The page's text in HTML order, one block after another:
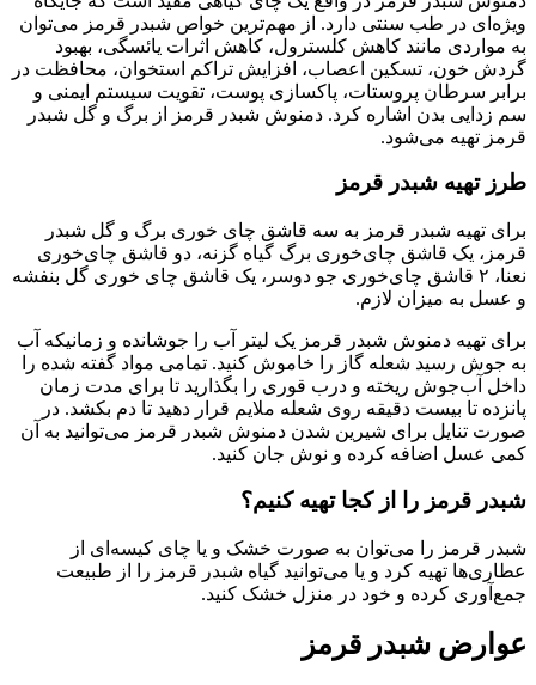
ویژه‌ای در طب سنتی دارد. از مهم‌ترین خواص شبدر قرمز می‌توان
به مواردی مانند کاهش کلسترول، کاهش اثرات یائسگی، بهبود
گردش خون، تسکین اعصاب، افزایش تراکم استخوان، محافظت در
برابر سرطان پروستات، پاکسازی پوست، تقویت سیستم ایمنی و
سم زدایی بدن اشاره کرد. دمنوش شبدر قرمز از برگ‌ و گل شبدر
قرمز تهیه می‌شود.
طرز تهیه شبدر قرمز
برای تهیه شبدر قرمز به سه قاشق چای خوری برگ و گل شبدر
قرمز، یک قاشق چای‌خوری برگ گیاه گزنه، دو قاشق چای‌خوری
نعنا، ۲ قاشق چای‌خوری جو دوسر، یک قاشق چای خوری گل بنفشه
و عسل به میزان لازم.
برای تهیه دمنوش شبدر قرمز یک لیتر آب را جوشانده و زمانیکه آب
به جوش رسید شعله گاز را خاموش کنید. تمامی مواد گفته شده را
داخل آب‌جوش ریخته و درب قوری را بگذارید تا برای مدت زمان
پانزده تا بیست دقیقه روی شعله ملایم قرار دهید تا دم بکشد. در
صورت تنایل برای شیرین شدن دمنوش شبدر قرمز می‌توانید به آن
کمی عسل اضافه کرده و نوش جان کنید.
شبدر قرمز را از کجا تهیه کنیم؟
شبدر قرمز را می‌توان به صورت خشک و یا چای کیسه‌ای از
عطاری‌ها تهیه کرد و یا می‌توانید گیاه شبدر قرمز را از طبیعت
جمع‌آوری کرده و خود در منزل خشک کنید.
عوارض شبدر قرمز